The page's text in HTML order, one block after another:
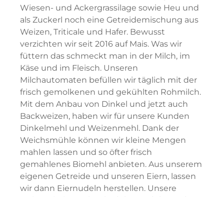
Wiesen- und Ackergrassilage sowie Heu und
als Zuckerl noch eine Getreidemischung aus
Weizen, Triticale und Hafer. Bewusst
verzichten wir seit 2016 auf Mais. Was wir
füttern das schmeckt man in der Milch, im
Käse und im Fleisch. Unseren
Milchautomaten befüllen wir täglich mit der
frisch gemolkenen und gekühlten Rohmilch.
Mit dem Anbau von Dinkel und jetzt auch
Backweizen, haben wir für unsere Kunden
Dinkelmehl und Weizenmehl. Dank der
Weichsmühle können wir kleine Mengen
mahlen lassen und so öfter frisch
gemahlenes Biomehl anbieten. Aus unserem
eigenen Getreide und unseren Eiern, lassen
wir dann Eiernudeln herstellen. Unsere